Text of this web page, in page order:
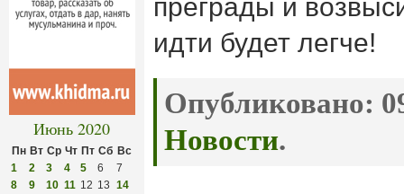
Июнь 2020
Пн Вт Ср Чт Пт Сб Вс
1
2 3 4 5 6
7
8
9 10 11 12 13 14
преграды и
идти будет легче!
Опубликовано:
Новости.